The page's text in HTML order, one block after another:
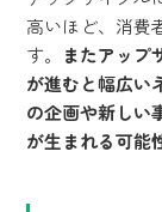
高いほど、消費
す。
またアップ
が進むと幅広い
の企画や新しい
が生まれる可能